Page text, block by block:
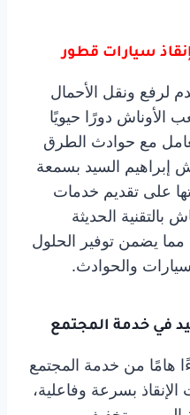
سيارات قطور
لرفع ونقل الأحمال
الأوناش دورًا حيويًا
مع حوادث الطرق
إبراهيم السيد بسمعة
على تقديم خدمات
بالتقنية الحديثة
مما يضمن توفير الحلول
والحوادث.
في خدمة المجتمع
هامًا من خدمة المجتمع
بسرعة وفاعلية،